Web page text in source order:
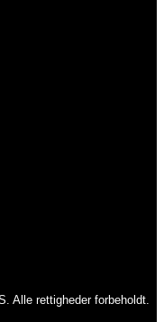
Alle rettigheder forbeholdt.